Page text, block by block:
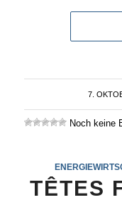
7. /
Noch keine
TÊTES